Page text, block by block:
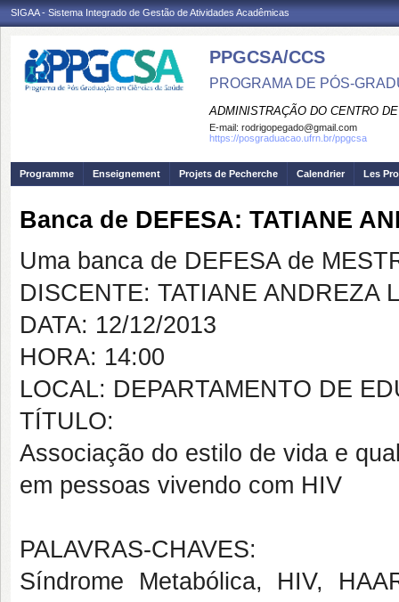
SIGAA - Sistema Integrado de Gestão de Atividades Acadêmicas
PPGCSA/CCS
PROGRAMA DE PÓS-
ADMINISTRAÇÃO DO CENTRO
E-mail: rodrigopegado@gmail.com
https://posgraduacao.ufrn.br/ppgcsa
Programme Enseignement Projets de Pecherche Calendrier Les
Banca de DEFESA: TATIANE
Uma banca de DEFESA de
DISCENTE: TATIANE ANDREZA
DATA: 12/12/2013
HORA: 14:00
LOCAL: DEPARTAMENTO DE
TÍTULO:
Associação do estilo de vida e
em pessoas vivendo com HIV
PALAVRAS-CHAVES:
Síndrome Metabólica, HIV,